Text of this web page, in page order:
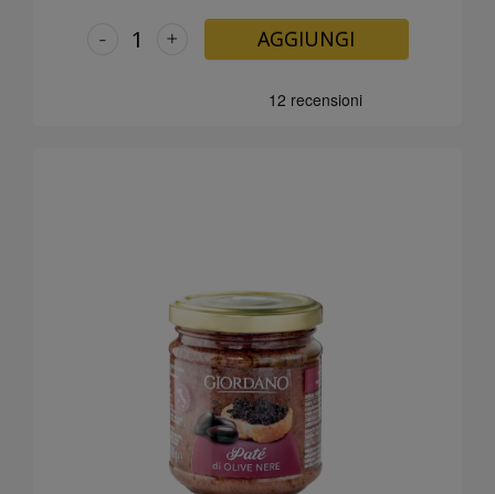
+
- AGGIUNGI